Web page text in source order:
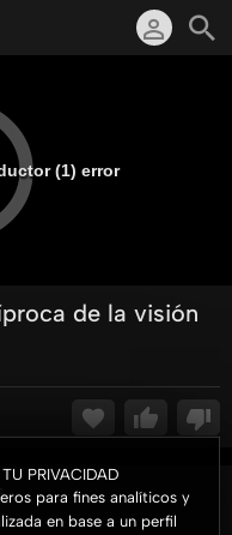
PRIVACIDAD
para fines analíticos y
en base a un perfil
(1) error
de la visión